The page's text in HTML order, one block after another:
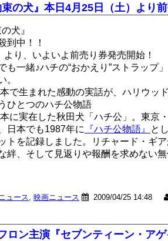
束の犬』本日4月25日（土）より
犬』
到中！！
り、いよいよ前売り券発売開始！
も一緒♪ハチの“おかえり”ストラップ」
。
で生まれた感動の実話が、ハリウッ
ひとつのハチ公物語
に実在した秋田犬「ハチ公」。東京
日本でも1987年に
『ハチ公物語』
と
トを記録しました。リチャード・ギ
絆、そして見返りや報酬を求めない無
ュース 映画ニュース 2009/04/25 14:48
ロン主演『セブンティーン・ア